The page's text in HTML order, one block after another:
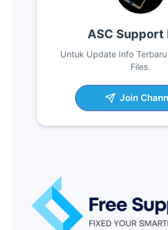
ASC Support
Untuk Update Info
Files.
Join